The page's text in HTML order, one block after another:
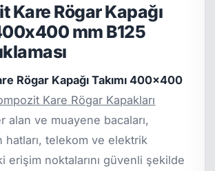
Kare Rögar Kapağı
mm B125
Rögar Kapağı Takımı 400x400
Kare Rögar Kapakları
alan ve muayene bacaları,
hatları, telekom ve elektrik
erişim noktalarını güvenli şekilde